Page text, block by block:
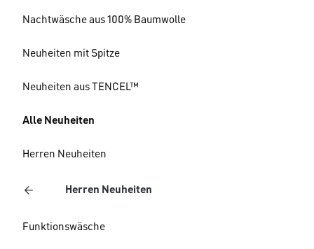
Nachtwäsche aus 100% Baumwolle
Neuheiten mit Spitze
Neuheiten aus TENCEL™
Alle Neuheiten
Herren Neuheiten
Herren Neuheiten
Funktionswäsche